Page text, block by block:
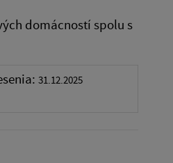
domácností spolu s
31.12.2025